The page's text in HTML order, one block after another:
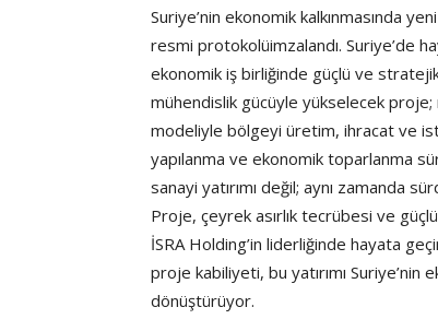
Suriye’nin ekonomik kalkınmasında
resmi protokolüimzalandı. Suriye’de
ekonomik iş birliğinde güçlü ve
mühendislik gücüyle yükselecek proje;
modeliyle bölgeyi üretim, ihracat ve
yapılanma ve ekonomik toparlanma
sanayi yatırımı değil; aynı zamanda
Proje, çeyrek asırlık tecrübesi ve
İSRA Holding’in liderliğinde hayata
proje kabiliyeti, bu yatırımı
dönüştürüyor.